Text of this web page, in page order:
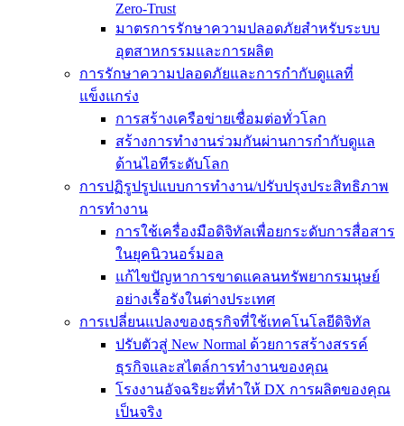
Zero-Trust
มาตรการรักษาความปลอดภัยสำหรับระบบ
อุตสาหกรรมและการผลิต
การรักษาความปลอดภัยและการกำกับดูแลที่
แข็งแกร่ง
การสร้างเครือข่ายเชื่อมต่อทั่วโลก
สร้างการทำงานร่วมกันผ่านการกำกับดูแล
ด้านไอทีระดับโลก
การปฏิรูปรูปแบบการทำงาน/ปรับปรุงประสิทธิภาพ
การทำงาน
การใช้เครื่องมือดิจิทัลเพื่อยกระดับการสื่อสาร
ในยุคนิวนอร์มอล
แก้ไขปัญหาการขาดแคลนทรัพยากรมนุษย์
อย่างเรื้อรังในต่างประเทศ
การเปลี่ยนแปลงของธุรกิจที่ใช้เทคโนโลยีดิจิทัล
ปรับตัวสู่ New Normal ด้วยการสร้างสรรค์
ธุรกิจและสไตล์การทำงานของคุณ
โรงงานอัจฉริยะที่ทำให้ DX การผลิตของคุณ
เป็นจริง